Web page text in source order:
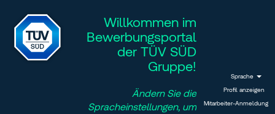
Willkommen im
Bewerbungsportal
der TÜV SÜD
Gruppe!
Ändern Sie die
Spracheinstellungen, um
Sprache
Profil anzeigen
Mitarbeiter-Anmeldung